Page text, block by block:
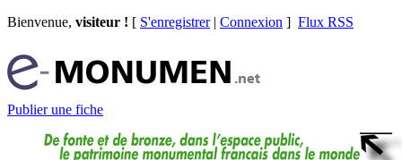
Bienvenue, visiteur ! [ S'enregistrer| Connexion ] Flux RSS
Publier une fiche